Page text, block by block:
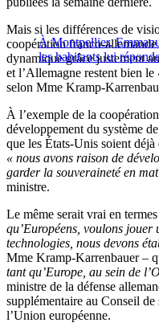
À Montpellier,
les habitants lui
Mais si les différences de
coopération franco-
dynamique grâce justement
et l’Allemagne restent bien le
selon Mme Kramp-
À l’exemple de la
développement du système
que les États-Unis soient
« nous avons raison de
garder la souveraineté en
ministre.
Le même serait vrai en
qu’Européens, voulons jouer
technologies, nous devons
Mme Kramp-Karrenbauer –
tant qu’Europe, au sein de
ministre de la défense
supplémentaire au Conseil
l’Union européenne.